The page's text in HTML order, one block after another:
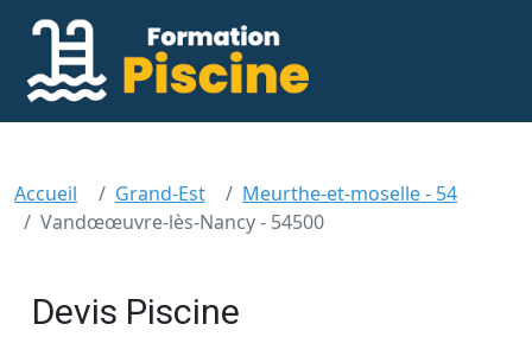
Accueil Grand-Est
Meurthe-et-moselle - 54
Vandœœuvre-lès-Nancy - 54500
Devis Piscine